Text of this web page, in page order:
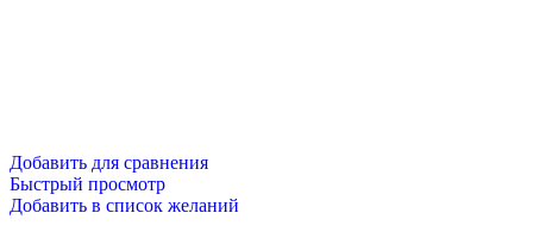
Добавить для сравнения
Быстрый просмотр
Добавить в список желаний